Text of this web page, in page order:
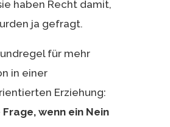
haben Recht damit,
ja gefragt.
für mehr
in einer
Erziehung:
wenn ein Nein